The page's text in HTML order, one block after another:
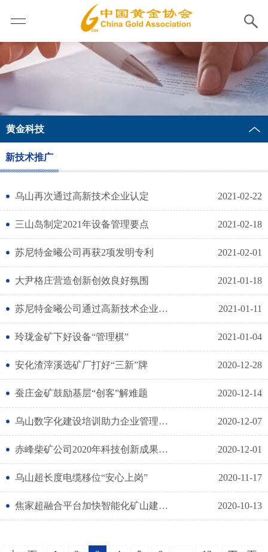
黄金科技
新技术推广
乌山再次通过高新技术企业认定 2021-02-22
三山岛制定2021年设备管理要点 2021-02-18
苏尼特金曦公司再获2项发明专利 2021-02-01
大尹格庄营造创新创效良好氛围 2021-01-18
苏尼特金曦公司通过高新技术企业再认定 2021-01-11
玲珑金矿下好设备“管理棋” 2021-01-04
安化渣滓溪选矿厂打好“三新”牌 2020-12-28
蚕庄金矿鼓励基层“创客”解难题 2020-12-14
乌山数字化建设培训助力企业管理上台阶 2020-12-07
赤峰柴矿公司2020年科技创新成果获丰收 2020-12-01
乌山超长度电缆移位“安心上岗” 2020-11-17
焦家超融合平台加快智能化矿山建设新步伐 2020-10-13